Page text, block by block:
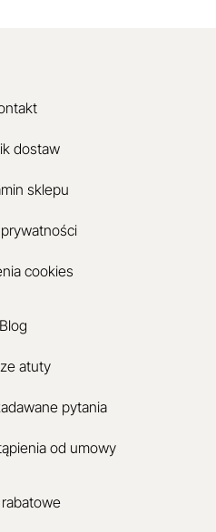
dostaw
sklepu
cookies
Blog
atuty
pytania
od umowy